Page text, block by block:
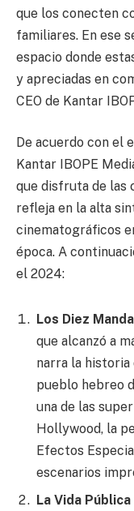
que los conecten
familiares. En ese
espacio donde
y apreciadas en
CEO de Kantar
De acuerdo con el
Kantar IBOPE
que disfruta de las
refleja en la alta
cinematográficos
época. A
el 2024:
Los Diez
que alcanzó a
narra la
pueblo hebreo
una de las
Hollywood, la
Efectos
escenarios
La Vida